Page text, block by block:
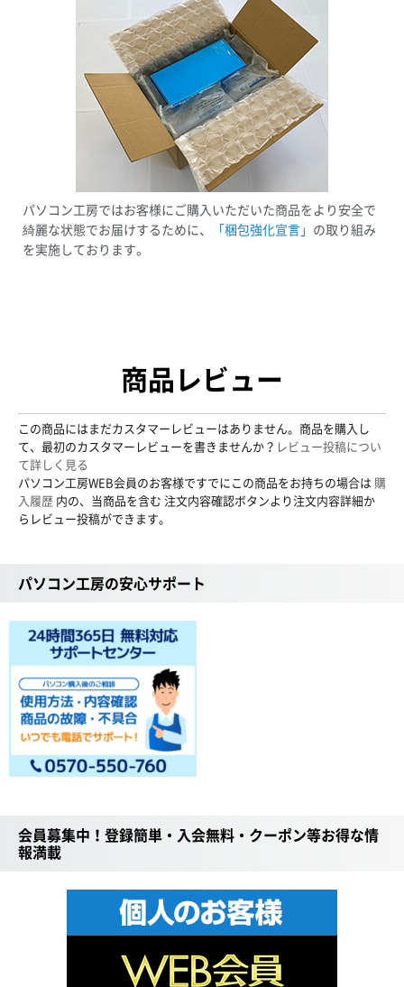
パソコン工房ではお客様にご購入いただいた商品をより安全で
綺麗な状態でお届けするために、
「梱包強化宣言」 の取り組み
を実施しております。
商品レビュー
この商品にはまだカスタマーレビューはありません。商品を購入し
て、最初のカスタマーレビューを書きませんか？ レビュー投稿につい
て詳しく見る
パソコン工房WEB会員のお客様ですでにこの商品をお持ちの場合は 購
入履歴 内の、当商品を含む 注文内容確認ボタンより注文内容詳細か
らレビュー投稿ができます。
パソコン工房の安心サポート
会員募集中！登録簡単・入会無料・クーポン等お得な情
報満載